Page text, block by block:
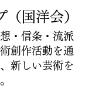
国洋会）
・信条・流派
創作活動を通
新しい芸術を